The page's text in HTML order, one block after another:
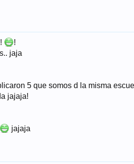
!
jaja
5 que somos d la misma
jajaja!
jajaja